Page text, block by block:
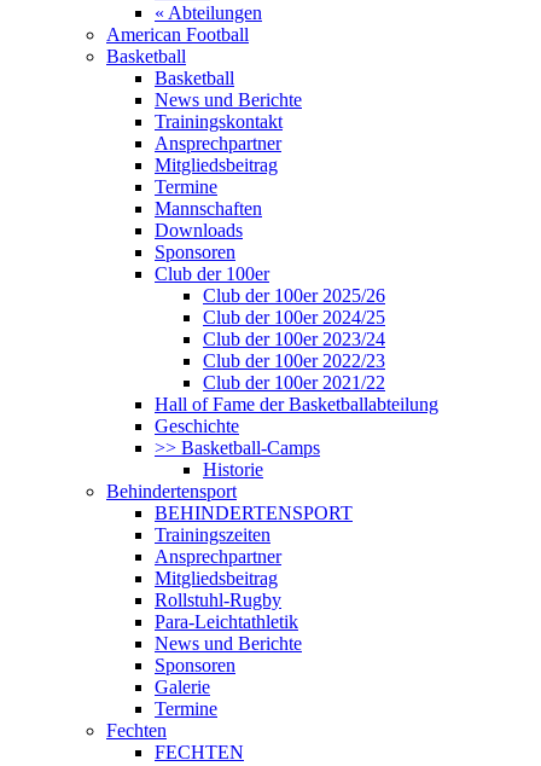
« Abteilungen
American Football
Basketball
Basketball
News und Berichte
Trainingskontakt
Ansprechpartner
Mitgliedsbeitrag
Termine
Mannschaften
Downloads
Sponsoren
Club der 100er
Club der 100er 2025/26
Club der 100er 2024/25
Club der 100er 2023/24
Club der 100er 2022/23
Club der 100er 2021/22
Hall of Fame der Basketballabteilung
Geschichte
>> Basketball-Camps
Historie
Behindertensport
BEHINDERTENSPORT
Trainingszeiten
Ansprechpartner
Mitgliedsbeitrag
Rollstuhl-Rugby
Para-Leichtathletik
News und Berichte
Sponsoren
Galerie
Termine
Fechten
FECHTEN